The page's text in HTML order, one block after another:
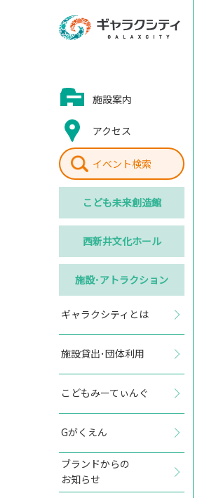
施設案内
アクセス
イベント検索
こども未来創造館
西新井文化ホール
施設･アトラクション
ギャラクシティとは
施設貸出･団体利用
こどもみーてぃんぐ
Gがくえん
ブランドからの
お知らせ
2027年11月
月 火 水 木
1
2 3 4
8 9 10 11